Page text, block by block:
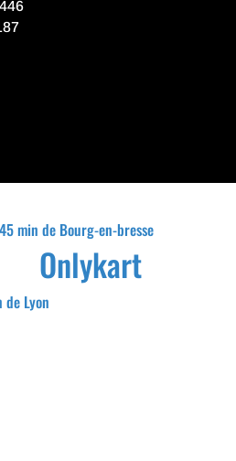
Lyon
Onlykart
45 min de Bourg-en-bresse